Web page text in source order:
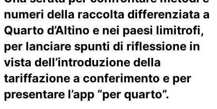
numeri della raccolta differenziata a
Quarto d’Altino e nei paesi limitrofi,
per lanciare spunti di riflessione in
vista dell’introduzione della
tariffazione a conferimento e per
presentare l’app “per quarto”.